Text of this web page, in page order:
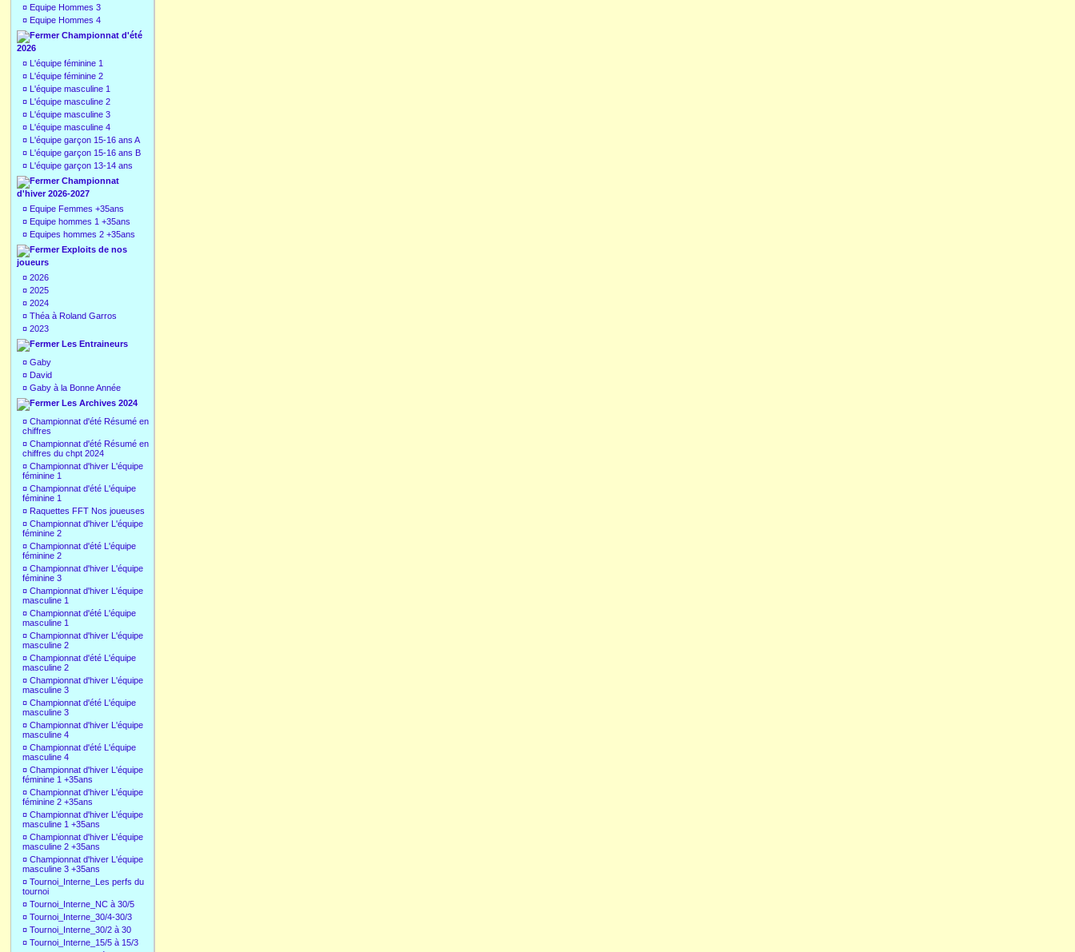
¤ Equipe Hommes 3
¤ Equipe Hommes 4
Championnat d'été
2026
¤ L'équipe féminine 1
¤ L'équipe féminine 2
¤ L'équipe masculine 1
¤ L'équipe masculine 2
¤ L'équipe masculine 3
¤ L'équipe masculine 4
¤ L'équipe garçon 15-16 ans A
¤ L'équipe garçon 15-16 ans B
¤ L'équipe garçon 13-14 ans
Championnat
d'hiver 2026-2027
¤ Equipe Femmes +35ans
¤ Equipe hommes 1 +35ans
¤ Equipes hommes 2 +35ans
Exploits de nos
joueurs
¤ 2026
¤ 2025
¤ 2024
¤ Théa à Roland Garros
¤ 2023
Les Entraineurs
¤ Gaby
¤ David
¤ Gaby à la Bonne Année
Les Archives 2024
¤ Championnat d'été Résumé en
chiffres
¤ Championnat d'été Résumé en
chiffres du chpt 2024
¤ Championnat d'hiver L'équipe
féminine 1
¤ Championnat d'été L'équipe
féminine 1
¤ Raquettes FFT Nos joueuses
¤ Championnat d'hiver L'équipe
féminine 2
¤ Championnat d'été L'équipe
féminine 2
¤ Championnat d'hiver L'équipe
féminine 3
¤ Championnat d'hiver L'équipe
masculine 1
¤ Championnat d'été L'équipe
masculine 1
¤ Championnat d'hiver L'équipe
masculine 2
¤ Championnat d'été L'équipe
masculine 2
¤ Championnat d'hiver L'équipe
masculine 3
¤ Championnat d'été L'équipe
masculine 3
¤ Championnat d'hiver L'équipe
masculine 4
¤ Championnat d'été L'équipe
masculine 4
¤ Championnat d'hiver L'équipe
féminine 1 +35ans
¤ Championnat d'hiver L'équipe
féminine 2 +35ans
¤ Championnat d'hiver L'équipe
masculine 1 +35ans
¤ Championnat d'hiver L'équipe
masculine 2 +35ans
¤ Championnat d'hiver L'équipe
masculine 3 +35ans
¤ Tournoi_Interne_Les perfs du
tournoi
¤ Tournoi_Interne_NC à 30/5
¤ Tournoi_Interne_30/4-30/3
¤ Tournoi_Interne_30/2 à 30
¤ Tournoi_Interne_15/5 à 15/3